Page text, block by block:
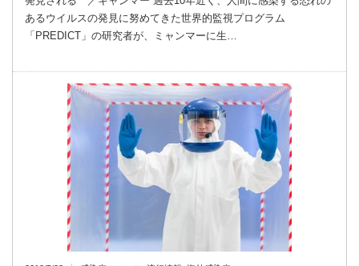
あるウイルスの発見に努めてきた世界的監視プログラム
「PREDICT」の研究者が、ミャンマーに生…